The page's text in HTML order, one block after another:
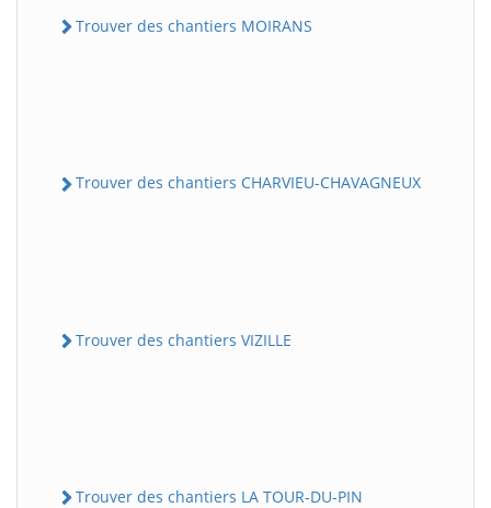
Trouver des chantiers MOIRANS
Trouver des chantiers CHARVIEU-CHAVAGNEUX
Trouver des chantiers VIZILLE
Trouver des chantiers LA TOUR-DU-PIN